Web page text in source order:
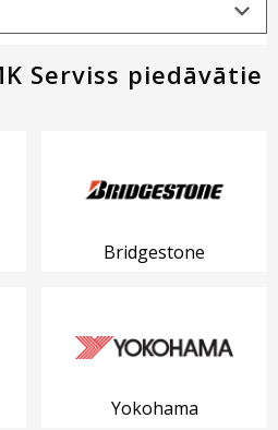
Serviss piedāvātie
Bridgestone
Yokohama